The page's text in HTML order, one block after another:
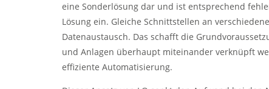
eine Sonderlösung dar und ist entsprechend
Lösung ein. Gleiche Schnittstellen an
Datenaustausch. Das schafft die
und Anlagen überhaupt miteinander verknüpft
effiziente Automatisierung.